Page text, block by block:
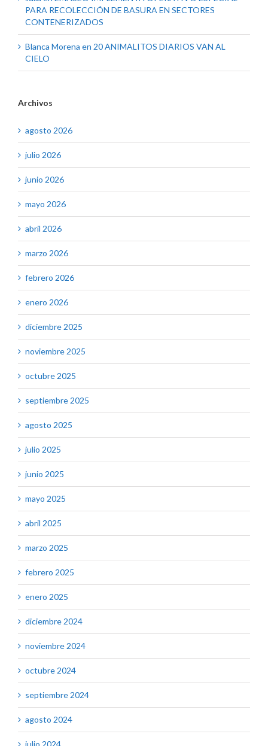
PARA RECOLECCIÓN DE BASURA EN SECTORES
CONTENERIZADOS
Blanca Morena en 20 ANIMALITOS DIARIOS VAN AL
CIELO
Archivos
agosto 2026
julio 2026
junio 2026
mayo 2026
abril 2026
marzo 2026
febrero 2026
enero 2026
diciembre 2025
noviembre 2025
octubre 2025
septiembre 2025
agosto 2025
julio 2025
junio 2025
mayo 2025
abril 2025
marzo 2025
febrero 2025
enero 2025
diciembre 2024
noviembre 2024
octubre 2024
septiembre 2024
agosto 2024
julio 2024